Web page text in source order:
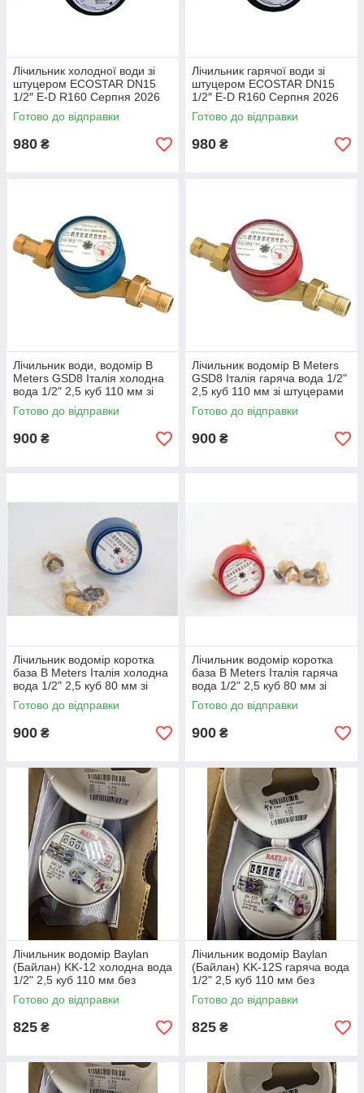
Лічильник холодної води зі
штуцером ECOSTAR DN15
1/2″ E-D R160 Серпня 2026
року
Готово до відправки
980 ₴
Лічильник гарячої води зі
штуцером ECOSTAR DN15
1/2″ E-D R160 Серпня 2026
року
Готово до відправки
980 ₴
Лічильник води, водомір B
Meters GSD8 Італія холодна
вода 1/2" 2,5 куб 110 мм зі
штуцерами Серпня 2026
року
Готово до відправки
900 ₴
Лічильник водомір B Meters
GSD8 Італія гаряча вода 1/2"
2,5 куб 110 мм зі штуцерами
Серпня 2026 року
Готово до відправки
900 ₴
Лічильник водомір коротка
база B Meters Італія холодна
вода 1/2" 2,5 куб 80 мм зі
штуцерами Серпня 2026
року
Готово до відправки
900 ₴
Лічильник водомір коротка
база B Meters Італія гаряча
вода 1/2" 2,5 куб 80 мм зі
штуцерами Серпня 2026
року
Готово до відправки
900 ₴
Лічильник водомір Baylan
(Байлан) KK-12 холодна вода
1/2" 2,5 куб 110 мм без
штуцерів Серпня 2026 року
Готово до відправки
825 ₴
Лічильник водомір Baylan
(Байлан) KK-12S гаряча вода
1/2" 2,5 куб 110 мм без
штуцерів Серпня 2026 року
Готово до відправки
825 ₴